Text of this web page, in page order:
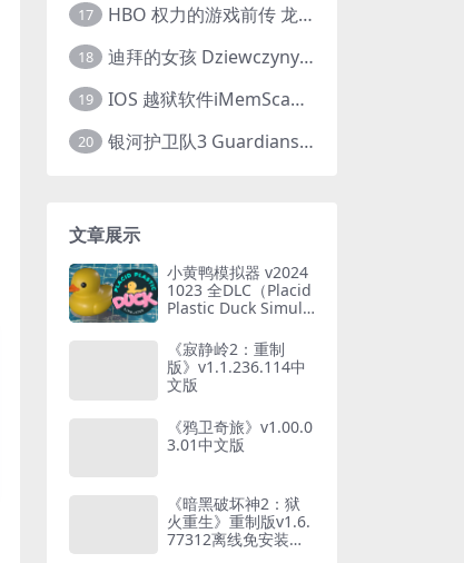
17 HBO 权力的游戏前传 龙之家族 House of the Dragon (2022) 中字 1080P 更新4集
18 迪拜的女孩 Dziewczyny z Dubaju (2021) 1080P 中字
19 IOS 越狱软件iMemScan version1.2.6 游戏内存修改器
20 银河护卫队3 Guardians of the Galaxy Vol. 3 (2023)4K高清资源1080p只分享精品
文章展示
小黄鸭模拟器 v2024
1023 全DLC（Placid
Plastic Duck Simula
【1.2 GB】
《寂静岭2：重制
版》v1.1.236.114中
文版
《鸦卫奇旅》v1.00.0
3.01中文版
《暗黑破坏神2：狱
火重生》重制版v1.6.
77312离线免安装绿